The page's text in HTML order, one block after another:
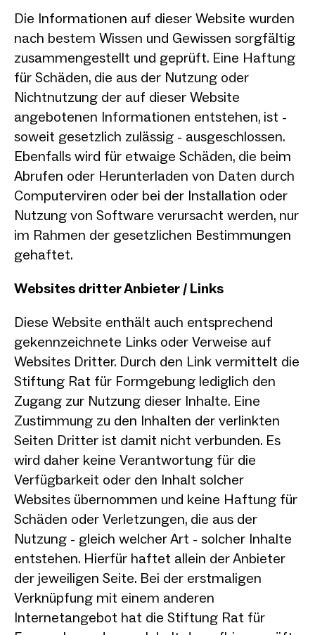
Die Informationen auf dieser Website wurden
nach bestem Wissen und Gewissen sorgfältig
zusammengestellt und geprüft. Eine Haftung
für Schäden, die aus der Nutzung oder
Nichtnutzung der auf dieser Website
angebotenen Informationen entstehen, ist -
soweit gesetzlich zulässig - ausgeschlossen.
Ebenfalls wird für etwaige Schäden, die beim
Abrufen oder Herunterladen von Daten durch
Computerviren oder bei der Installation oder
Nutzung von Software verursacht werden, nur
im Rahmen der gesetzlichen Bestimmungen
gehaftet.
Websites dritter Anbieter / Links
Diese Website enthält auch entsprechend
gekennzeichnete Links oder Verweise auf
Websites Dritter. Durch den Link vermittelt die
Stiftung Rat für Formgebung lediglich den
Zugang zur Nutzung dieser Inhalte. Eine
Zustimmung zu den Inhalten der verlinkten
Seiten Dritter ist damit nicht verbunden. Es
wird daher keine Verantwortung für die
Verfügbarkeit oder den Inhalt solcher
Websites übernommen und keine Haftung für
Schäden oder Verletzungen, die aus der
Nutzung - gleich welcher Art - solcher Inhalte
entstehen. Hierfür haftet allein der Anbieter
der jeweiligen Seite. Bei der erstmaligen
Verknüpfung mit einem anderen
Internetangebot hat die Stiftung Rat für